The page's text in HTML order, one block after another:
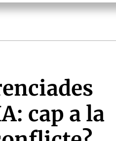
cap a la